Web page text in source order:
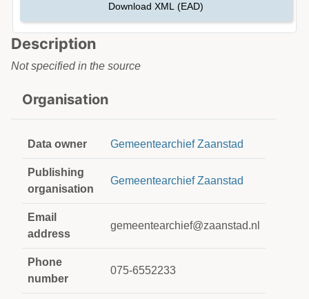
Description
Not specified in the source
Organisation
Data owner Gemeentearchief Zaanstad
Publishing
organisation
Gemeentearchief Zaanstad
Email
address
gemeentearchief@zaanstad.nl
Phone
number
075-6552233
Download XML (EAD)